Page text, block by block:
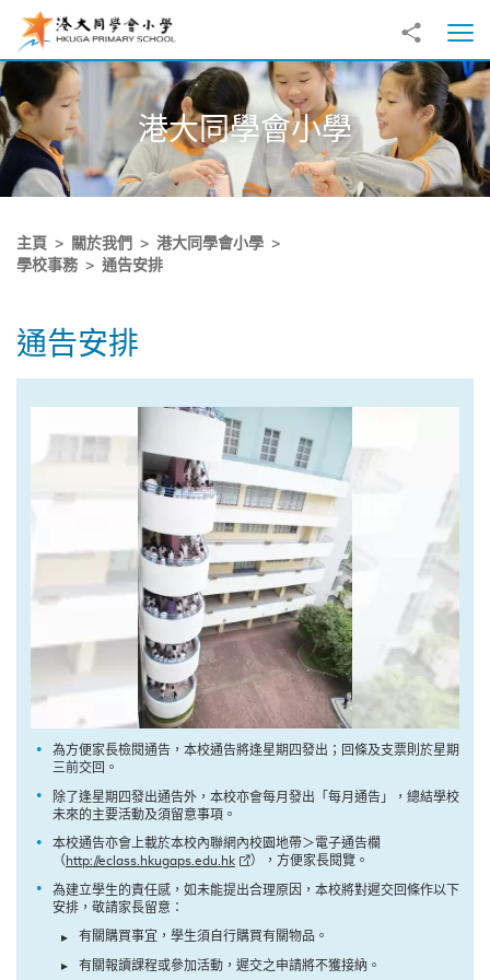
跳至主內容
分享到
打
港大同學會小學
主頁 關於我們
港大同學會小學
學校事務
通告安排
通告安排
為方便家長檢閱通告，本校通告將逢星期四發出；回條及支票則於星期
三前交回。
除了逢星期四發出通告外，本校亦會每月發出「每月通告」，總結學校
未來的主要活動及須留意事項。
本校通告亦會上載於本校內聯網內校園地帶＞電子通告欄
（ http://eclass.hkugaps.edu.hk ），方便家長閱覽。
為建立學生的責任感，如未能提出合理原因，本校將對遲交回條作以下
安排，敬請家長留意：
有關購買事宜，學生須自行購買有關物品。
有關報讀課程或參加活動，遲交之申請將不獲接納。